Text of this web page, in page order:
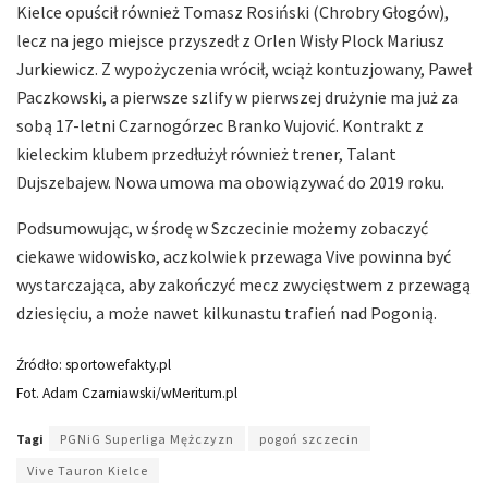
Kielce opuścił również Tomasz Rosiński (Chrobry Głogów),
lecz na jego miejsce przyszedł z Orlen Wisły Plock Mariusz
Jurkiewicz. Z wypożyczenia wrócił, wciąż kontuzjowany, Paweł
Paczkowski, a pierwsze szlify w pierwszej drużynie ma już za
sobą 17-letni Czarnogórzec Branko Vujović. Kontrakt z
kieleckim klubem przedłużył również trener, Talant
Dujszebajew. Nowa umowa ma obowiązywać do 2019 roku.
Podsumowując, w środę w Szczecinie możemy zobaczyć
ciekawe widowisko, aczkolwiek przewaga Vive powinna być
wystarczająca, aby zakończyć mecz zwycięstwem z przewagą
dziesięciu, a może nawet kilkunastu trafień nad Pogonią.
Źródło: sportowefakty.pl
Fot. Adam Czarniawski/wMeritum.pl
Tagi PGNiG Superliga Mężczyzn
pogoń szczecin
Vive Tauron Kielce